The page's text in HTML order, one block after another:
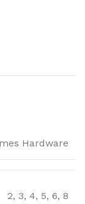
Hardware
2, 3, 4, 5, 6, 8